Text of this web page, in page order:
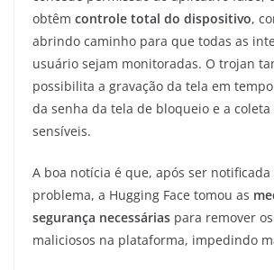
obtêm controle total do dispositivo,
abrindo caminho para que todas as
usuário sejam monitoradas. O trojan
possibilita a gravação da tela em
da senha da tela de bloqueio e a
sensíveis.
A boa notícia é que, após ser notificada
problema, a Hugging Face tomou as
segurança necessárias para remover
maliciosos na plataforma, impedindo